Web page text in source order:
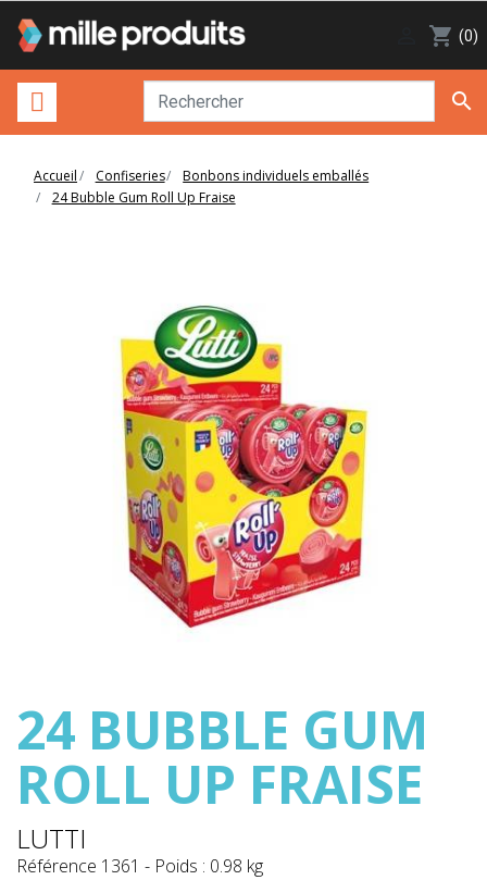
shopping_cart (0)

Accueil Confiseries
Bonbons individuels emballés
24 Bubble Gum Roll Up Fraise
24 BUBBLE GUM
ROLL UP FRAISE
LUTTI
Référence 1361 - Poids : 0.98 kg